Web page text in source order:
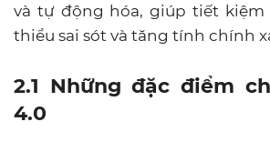
và tự động hóa, giúp tiết
thiểu sai sót và tăng tính chính
2.1 Những đặc điểm
4.0